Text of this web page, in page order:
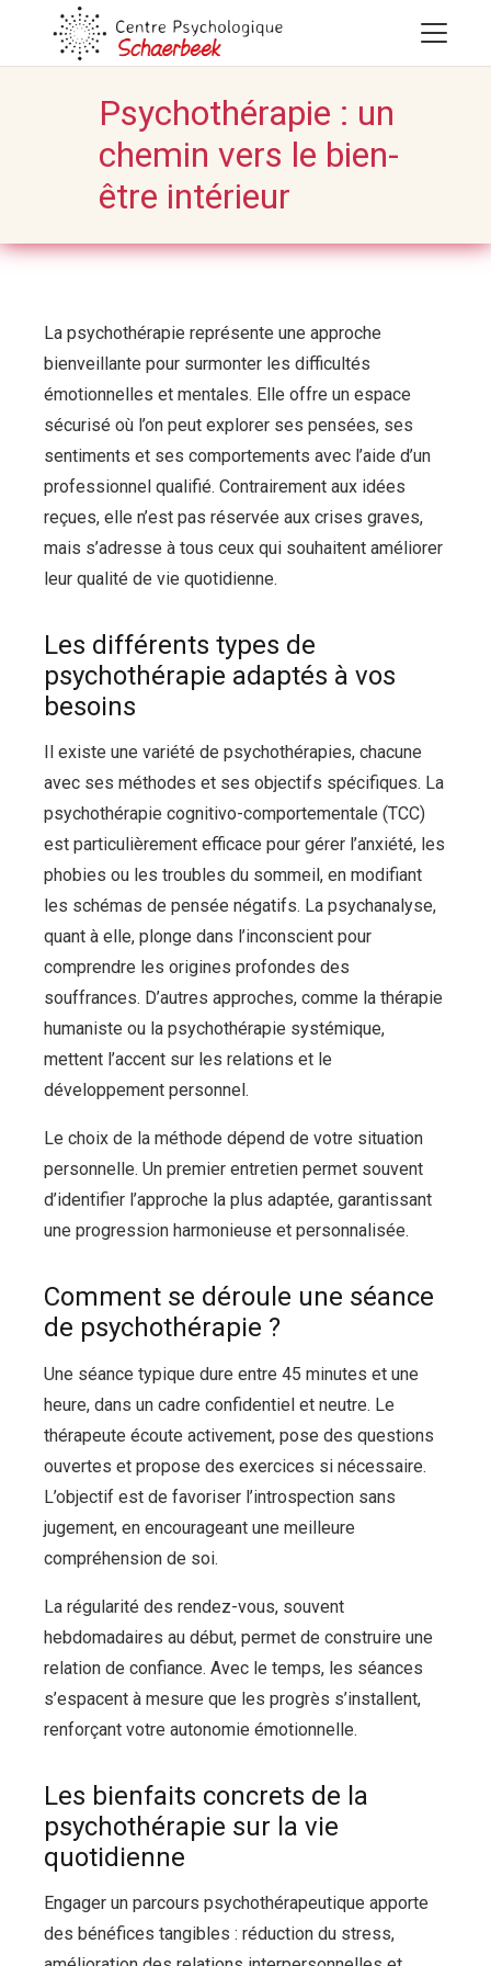
Psychothérapie : un
chemin vers le bien-
être intérieur
La psychothérapie représente une approche
bienveillante pour surmonter les difficultés
émotionnelles et mentales. Elle offre un espace
sécurisé où l’on peut explorer ses pensées, ses
sentiments et ses comportements avec l’aide d’un
professionnel qualifié. Contrairement aux idées
reçues, elle n’est pas réservée aux crises graves,
mais s’adresse à tous ceux qui souhaitent améliorer
leur qualité de vie quotidienne.
Les différents types de
psychothérapie adaptés à vos
besoins
Il existe une variété de psychothérapies, chacune
avec ses méthodes et ses objectifs spécifiques. La
psychothérapie cognitivo-comportementale (TCC)
est particulièrement efficace pour gérer l’anxiété, les
phobies ou les troubles du sommeil, en modifiant
les schémas de pensée négatifs. La psychanalyse,
quant à elle, plonge dans l’inconscient pour
comprendre les origines profondes des
souffrances. D’autres approches, comme la thérapie
humaniste ou la psychothérapie systémique,
mettent l’accent sur les relations et le
développement personnel.
Le choix de la méthode dépend de votre situation
personnelle. Un premier entretien permet souvent
d’identifier l’approche la plus adaptée, garantissant
une progression harmonieuse et personnalisée.
Comment se déroule une séance
de psychothérapie ?
Une séance typique dure entre 45 minutes et une
heure, dans un cadre confidentiel et neutre. Le
thérapeute écoute activement, pose des questions
ouvertes et propose des exercices si nécessaire.
L’objectif est de favoriser l’introspection sans
jugement, en encourageant une meilleure
compréhension de soi.
La régularité des rendez-vous, souvent
hebdomadaires au début, permet de construire une
relation de confiance. Avec le temps, les séances
s’espacent à mesure que les progrès s’installent,
renforçant votre autonomie émotionnelle.
Les bienfaits concrets de la
psychothérapie sur la vie
quotidienne
Engager un parcours psychothérapeutique apporte
des bénéfices tangibles : réduction du stress,